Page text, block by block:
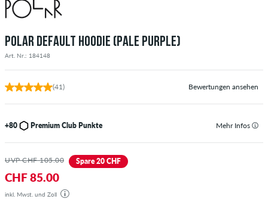
POLAR DEFAULT HOODIE (PALE PURPLE)
Art. Nr.: 184148
(41) Bewertungen ansehen
+80 Premium Club Punkte Mehr Infos
UVP CHF 105.00 Spare 20 CHF
CHF 85.00
inkl. Mwst. und Zoll